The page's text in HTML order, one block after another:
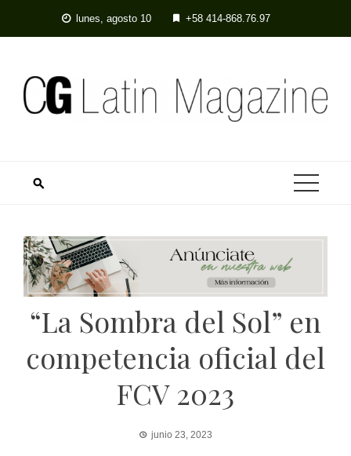
lunes, agosto 10 +58 414-868.76.97
“La Sombra del Sol” en
competencia oficial del
FCV 2023
junio 23, 2023